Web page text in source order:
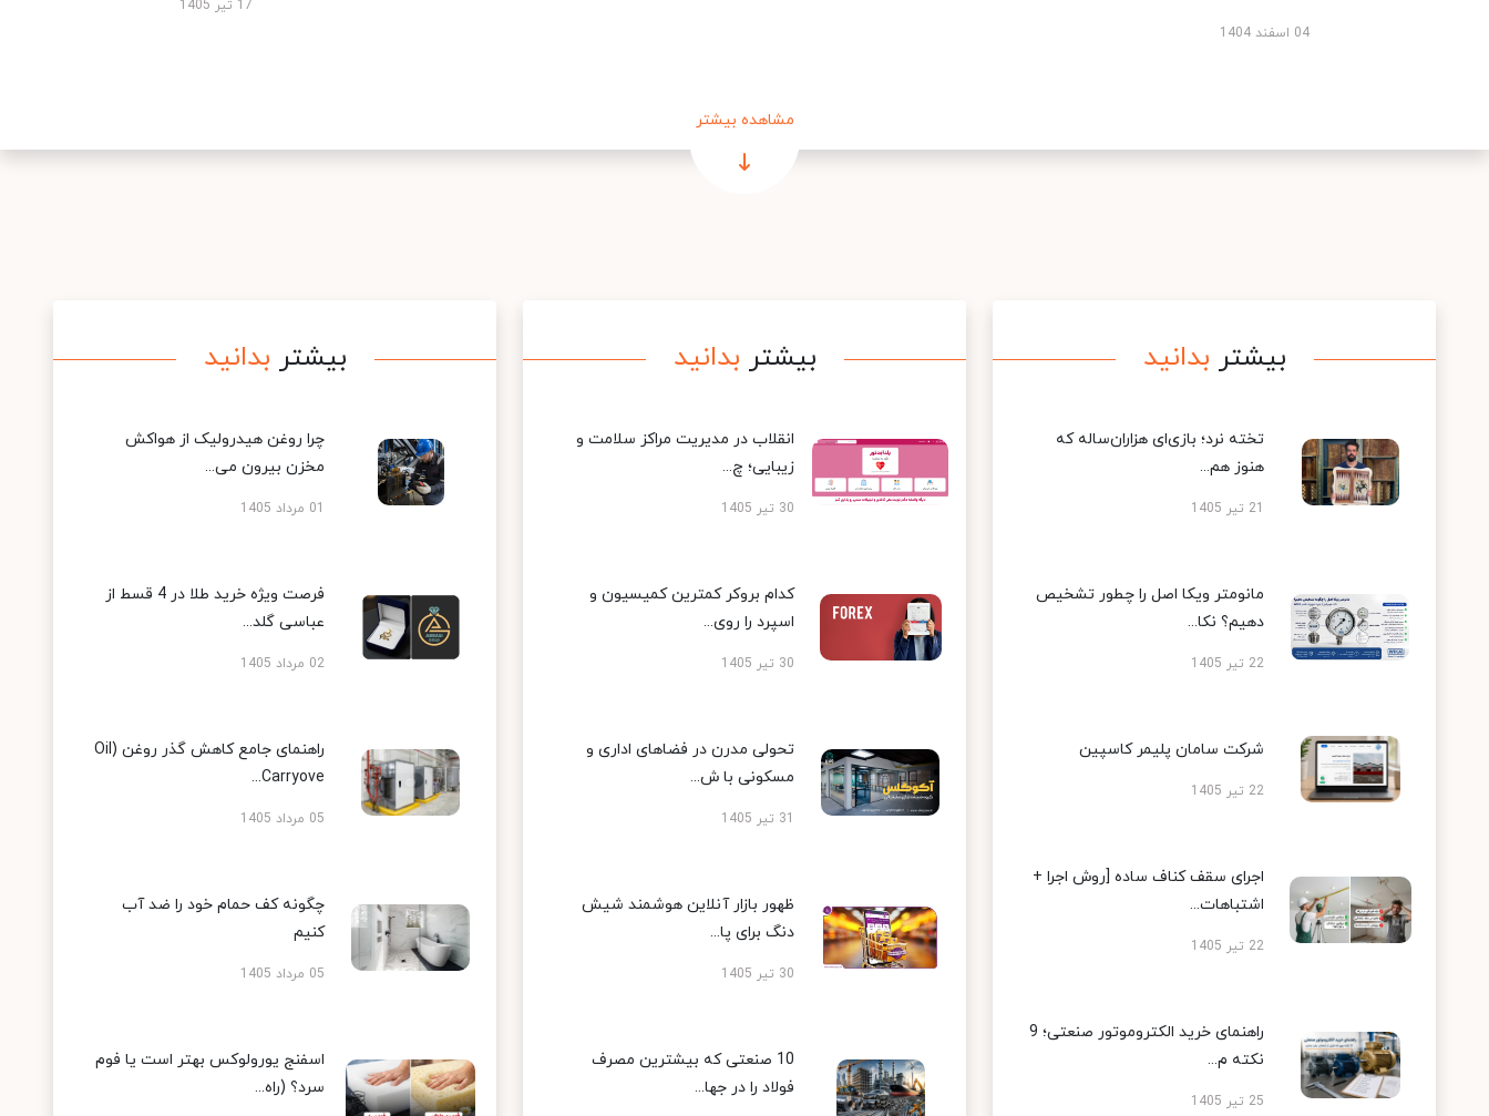
04 اسفند 1404
17 تیر 1405
مشاهده بیشتر
بیشتر بدانید
تخته نرد؛ بازی‌ای هزاران‌ساله که
هنوز هم...
21 تیر 1405
مانومتر ویکا اصل را چطور تشخیص
دهیم؟ نکا...
22 تیر 1405
شرکت سامان پلیمر کاسپین
22 تیر 1405
اجرای سقف کناف ساده [روش اجرا +
اشتباهات...
22 تیر 1405
راهنمای خرید الکتروموتور صنعتی؛ 9
نکته م...
25 تیر 1405
بیشتر بدانید
انقلاب در مدیریت مراکز سلامت و
زیبایی؛ چ...
30 تیر 1405
کدام بروکر کمترین کمیسیون و
اسپرد را روی...
30 تیر 1405
تحولی مدرن در فضاهای اداری و
مسکونی با ش...
31 تیر 1405
ظهور بازار آنلاین هوشمند شیش
دنگ برای پا...
30 تیر 1405
10 صنعتی که بیشترین مصرف
فولاد را در جها...
بیشتر بدانید
چرا روغن هیدرولیک از هواکش
مخزن بیرون می...
01 مرداد 1405
فرصت ویژه خرید طلا در 4 قسط از
عباسی گلد...
02 مرداد 1405
راهنمای جامع کاهش گذر روغن (Oil
Carryove...
05 مرداد 1405
چگونه کف حمام خود را ضد آب
کنیم
05 مرداد 1405
اسفنج یورولوکس بهتر است یا فوم
سرد؟ (راه...